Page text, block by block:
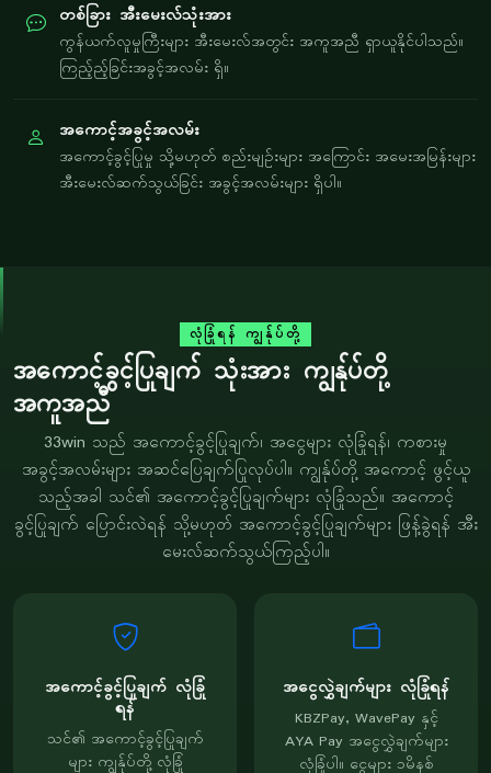
တစ်ခြား အီးမေးလ်သုံးအား
ကွန်ယက်လူမှုကြီးများ အီးမေးလ်အတွင်း အကူအညီ ရှာယူနိုင်ပါသည်။
ကြည့်ည့်ခြင်းအခွင့်အလမ်း ရှိ။
အကောင့်အခွင့်အလမ်း
အကောင့်ခွင့်ပြုမှု သို့မဟုတ် စည်းမျဉ်းများ အကြောင်း အမေးအမြန်းများ
အီးမေးလ်ဆက်သွယ်ခြင်း အခွင့်အလမ်းများ ရှိပါ။
လုံခြုံရန် ကျွန်ုပ်တို့
အကောင့်ခွင့်ပြုချက် သုံးအား ကျွန်ုပ်တို့
အကူအညီ
33win သည် အကောင့်ခွင့်ပြုချက်၊ အငွေများ လုံခြုံရန်၊ ကစားမှု
အခွင့်အလမ်းများ အဆင်ပြေချက်ပြုလုပ်ပါ။ ကျွန်ုပ်တို့ အကောင့် ဖွင့်ယူ
သည့်အခါ သင်၏ အကောင့်ခွင့်ပြုချက်များ လုံခြုံသည်။ အကောင့်
ခွင့်ပြုချက် ပြောင်းလဲရန် သို့မဟုတ် အကောင့်ခွင့်ပြုချက်များ ဖြန့်ခွဲရန် အီး
မေးလ်ဆက်သွယ်ကြည့်ပါ။
အကောင့်ခွင့်ပြုချက် လုံခြုံ
ရန်
သင်၏ အကောင့်ခွင့်ပြုချက်
များ ကျွန်ုပ်တို့ လုံခြုံ
အငွေလွှဲချက်များ လုံခြုံရန်
KBZPay, WavePay နှင့်
AYA Pay အငွေလွှဲချက်များ
လုံခြုံပါ။ ငွေများ ၁မိနစ်